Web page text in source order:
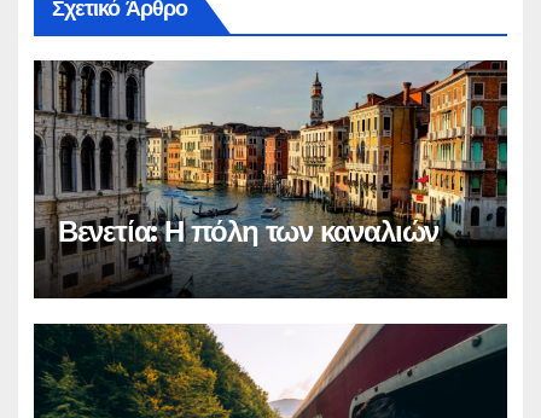
Σχετικό Άρθρο
Βενετία: Η πόλη των καναλιών